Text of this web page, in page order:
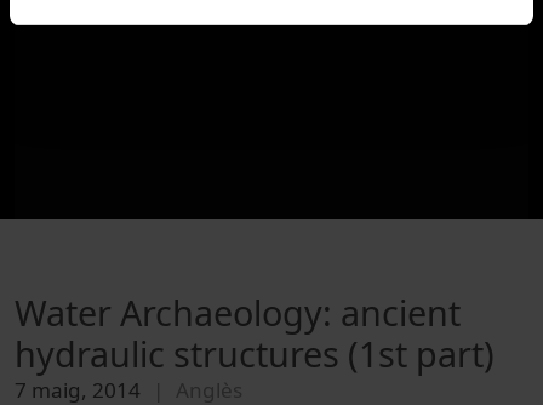
Water Archaeology: ancient
hydraulic structures (1st part)
7 maig, 2014 Anglès